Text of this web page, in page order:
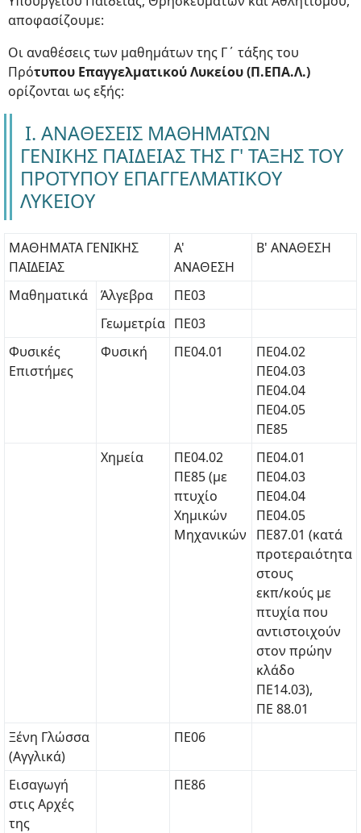
αποφασίζουμε:
Οι αναθέσεις των μαθημάτων της Γ΄ τάξης του
Πρότυπου Επαγγελματικού Λυκείου (Π.ΕΠΑ.Λ.)
ορίζονται ως εξής:
Ι. ΑΝΑΘΕΣΕΙΣ ΜΑΘΗΜΑΤΩΝ
ΓΕΝΙΚΗΣ ΠΑΙΔΕΙΑΣ ΤΗΣ Γ' ΤΑΞΗΣ ΤΟΥ
ΠΡΟΤΥΠΟΥ ΕΠΑΓΓΕΛΜΑΤΙΚΟΥ
ΛΥΚΕΙΟΥ
ΜΑΘΗΜΑΤΑ ΓΕΝΙΚΗΣ
ΠΑΙΔΕΙΑΣ
Α'
ΑΝΑΘΕΣΗ
Β' ΑΝΑΘΕΣΗ
Μαθηματικά Άλγεβρα
ΠΕ03
Γεωμετρία ΠΕ03
Φυσικές
Επιστήμες
Φυσική ΠΕ04.01
ΠΕ04.02
ΠΕ04.03
ΠΕ04.04
ΠΕ04.05
ΠΕ85
Χημεία
ΠΕ04.02
ΠΕ85 (με
πτυχίο
Χημικών
Μηχανικών
ΠΕ04.01
ΠΕ04.03
ΠΕ04.04
ΠΕ04.05
ΠΕ87.01 (κατά
προτεραιότητα
στους
εκπ/κούς με
πτυχία που
αντιστοιχούν
στον πρώην
κλάδο
ΠΕ14.03),
ΠΕ 88.01
Ξένη Γλώσσα
(Αγγλικά)
ΠΕ06
Εισαγωγή
στις Αρχές
της
ΠΕ86